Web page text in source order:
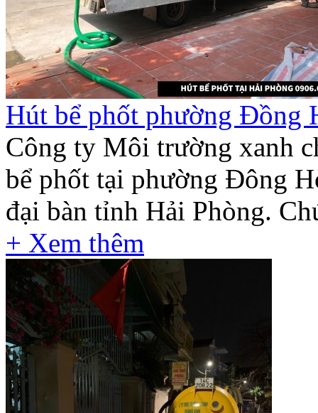
Hút bể phốt phường Đồng
Công ty Môi trường xanh
bể phốt tại phường Đông
đại bàn tỉnh Hải Phòng.
+ Xem thêm